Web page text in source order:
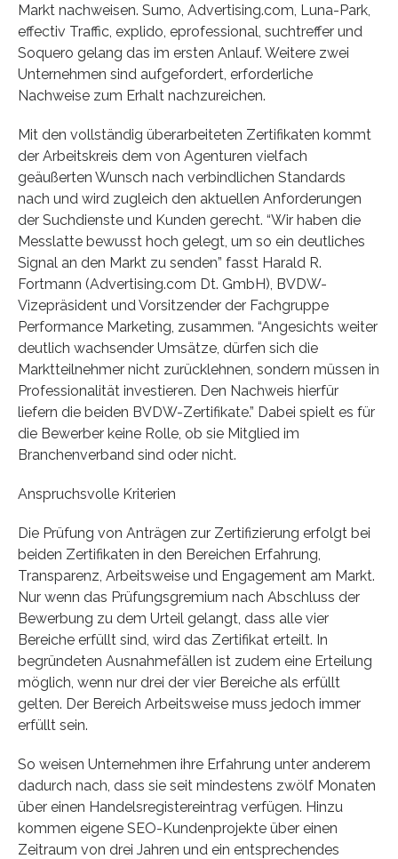
Markt nachweisen. Sumo, Advertising.com, Luna-Park,
effectiv Traffic, explido, eprofessional, suchtreffer und
Soquero gelang das im ersten Anlauf. Weitere zwei
Unternehmen sind aufgefordert, erforderliche
Nachweise zum Erhalt nachzureichen.
Mit den vollständig überarbeiteten Zertifikaten kommt
der Arbeitskreis dem von Agenturen vielfach
geäußerten Wunsch nach verbindlichen Standards
nach und wird zugleich den aktuellen Anforderungen
der Suchdienste und Kunden gerecht. “Wir haben die
Messlatte bewusst hoch gelegt, um so ein deutliches
Signal an den Markt zu senden” fasst Harald R.
Fortmann (Advertising.com Dt. GmbH), BVDW-
Vizepräsident und Vorsitzender der Fachgruppe
Performance Marketing, zusammen. “Angesichts weiter
deutlich wachsender Umsätze, dürfen sich die
Marktteilnehmer nicht zurücklehnen, sondern müssen in
Professionalität investieren. Den Nachweis hierfür
liefern die beiden BVDW-Zertifikate.” Dabei spielt es für
die Bewerber keine Rolle, ob sie Mitglied im
Branchenverband sind oder nicht.
Anspruchsvolle Kriterien
Die Prüfung von Anträgen zur Zertifizierung erfolgt bei
beiden Zertifikaten in den Bereichen Erfahrung,
Transparenz, Arbeitsweise und Engagement am Markt.
Nur wenn das Prüfungsgremium nach Abschluss der
Bewerbung zu dem Urteil gelangt, dass alle vier
Bereiche erfüllt sind, wird das Zertifikat erteilt. In
begründeten Ausnahmefällen ist zudem eine Erteilung
möglich, wenn nur drei der vier Bereiche als erfüllt
gelten. Der Bereich Arbeitsweise muss jedoch immer
erfüllt sein.
So weisen Unternehmen ihre Erfahrung unter anderem
dadurch nach, dass sie seit mindestens zwölf Monaten
über einen Handelsregistereintrag verfügen. Hinzu
kommen eigene SEO-Kundenprojekte über einen
Zeitraum von drei Jahren und ein entsprechendes